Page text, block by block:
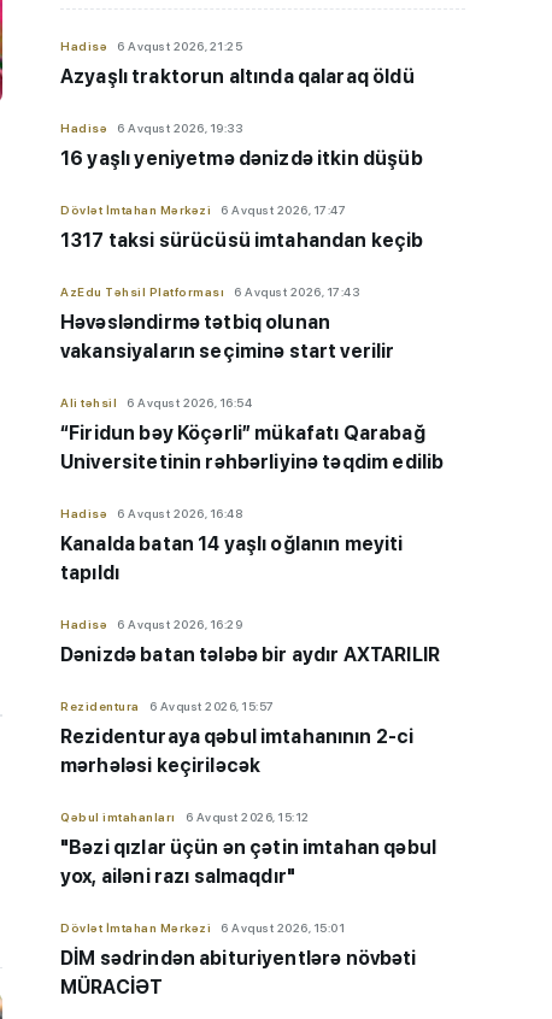
Hadisə 6 Avqust 2026, 21:25
Azyaşlı traktorun altında qalaraq öldü
Hadisə 6 Avqust 2026, 19:33
16 yaşlı yeniyetmə dənizdə itkin düşüb
Dövlət İmtahan Mərkəzi 6 Avqust 2026, 17:47
1317 taksi sürücüsü imtahandan keçib
AzEdu Təhsil Platforması 6 Avqust 2026, 17:43
Həvəsləndirmə tətbiq olunan
vakansiyaların seçiminə start verilir
Ali təhsil 6 Avqust 2026, 16:54
“Firidun bəy Köçərli” mükafatı Qarabağ
Universitetinin rəhbərliyinə təqdim edilib
Hadisə 6 Avqust 2026, 16:48
Kanalda batan 14 yaşlı oğlanın meyiti
tapıldı
Hadisə 6 Avqust 2026, 16:29
Dənizdə batan tələbə bir aydır AXTARILIR
Rezidentura 6 Avqust 2026, 15:57
Rezidenturaya qəbul imtahanının 2-ci
mərhələsi keçiriləcək
Qəbul imtahanları 6 Avqust 2026, 15:12
"Bəzi qızlar üçün ən çətin imtahan qəbul
yox, ailəni razı salmaqdır"
Dövlət İmtahan Mərkəzi 6 Avqust 2026, 15:01
DİM sədrindən abituriyent ​​​​​​​lərə növbəti
MÜRACİƏT